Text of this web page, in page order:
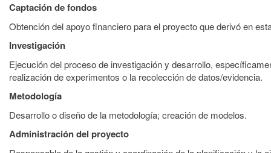
Captación de fondos
Obtención del apoyo financiero para el proyecto que derivó en
Investigación
Ejecución del proceso de investigación y desarrollo,
realización de experimentos o la recolección de datos/evidencia.
Metodología
Desarrollo o diseño de la metodología; creación de modelos.
Administración del proyecto